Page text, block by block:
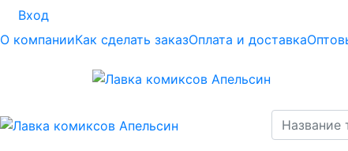
Вход
О компанииКак сделать заказОплата и доставка